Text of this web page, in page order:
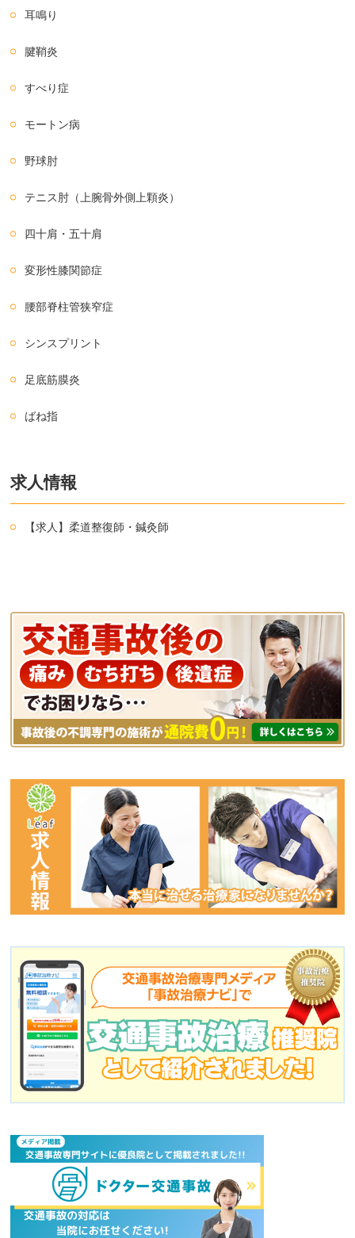
耳鳴り
腱鞘炎
すべり症
モートン病
野球肘
テニス肘（上腕骨外側上顆炎）
四十肩・五十肩
変形性膝関節症
腰部脊柱管狭窄症
シンスプリント
足底筋膜炎
ばね指
求人情報
【求人】柔道整復師・鍼灸師